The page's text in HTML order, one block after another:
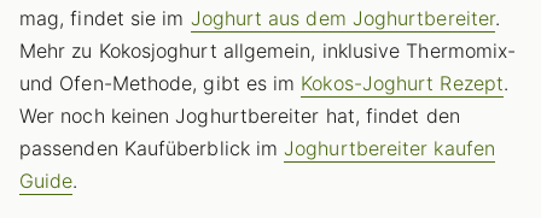
mag, findet sie im Joghurt aus dem Joghurtbereiter.
Mehr zu Kokosjoghurt allgemein, inklusive Thermomix-
und Ofen-Methode, gibt es im Kokos-Joghurt Rezept.
Wer noch keinen Joghurtbereiter hat, findet den
passenden Kaufüberblick imJoghurtbereiter kaufen
Guide.